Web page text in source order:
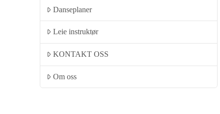
Danseplaner
Leie instruktør
KONTAKT OSS
Om oss